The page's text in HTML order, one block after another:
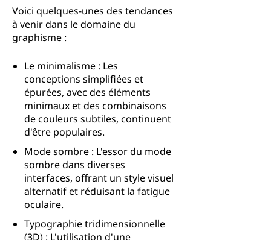
Voici quelques-unes des tendances
à venir dans le domaine du
graphisme :
Le minimalisme : Les
conceptions simplifiées et
épurées, avec des éléments
minimaux et des combinaisons
de couleurs subtiles, continuent
d'être populaires.
Mode sombre : L'essor du mode
sombre dans diverses
interfaces, offrant un style visuel
alternatif et réduisant la fatigue
oculaire.
Typographie tridimensionnelle
(3D) : L'utilisation d'une